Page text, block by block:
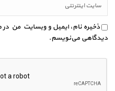
ذخیره نام، ایمیل و وبسایت من در
دیدگاهی می‌نویسم.